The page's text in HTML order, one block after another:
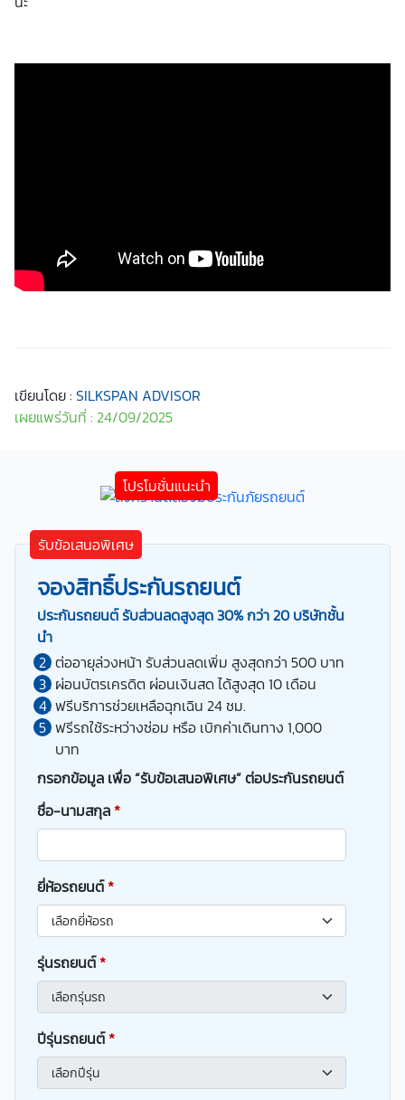
เขียนโดย : SILKSPAN ADVISOR
เผยแพร่วันที่ : 24/09/2025
รับข้อเสนอพิเศษ
จองสิทธิ์ประกันรถยนต์
ประกันรถยนต์ รับส่วนลดสูงสุด 30% กว่า 20 บริษัทชั้น
นำ
ต่ออายุล่วงหน้า รับส่วนลดเพิ่ม สูงสุดกว่า 500 บาท
ผ่อนบัตรเครดิต ผ่อนเงินสด ได้สูงสุด 10 เดือน
ฟรีบริการช่วยเหลือฉุกเฉิน 24 ชม.
ฟรีรถใช้ระหว่างซ่อม หรือ เบิกค่าเดินทาง 1,000
บาท
กรอกข้อมูล เพื่อ “รับข้อเสนอพิเศษ” ต่อประกันรถยนต์
ชื่อ-นามสกุล*
ยี่ห้อรถยนต์*
รุ่นรถยนต์*
ปีรุ่นรถยนต์*